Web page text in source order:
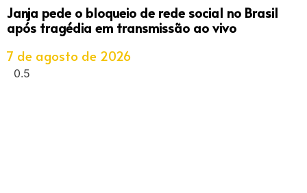
Janja pede o bloqueio de rede social no Brasil
após tragédia em transmissão ao vivo
7 de agosto de 2026